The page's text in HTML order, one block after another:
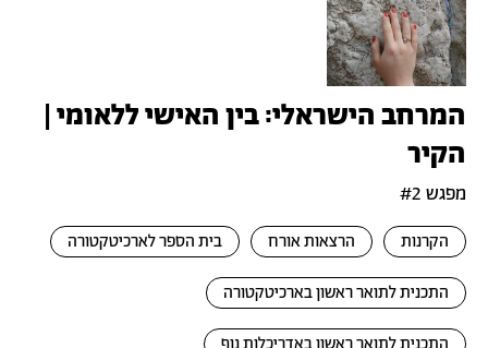
המרחב הישראלי: בין האישי ללאומי |
הקיר
מפגש #2
הקרנות הרצאות אורח בית הספר לארכיטקטורה
התכנית לתואר ראשון בארכיטקטורה